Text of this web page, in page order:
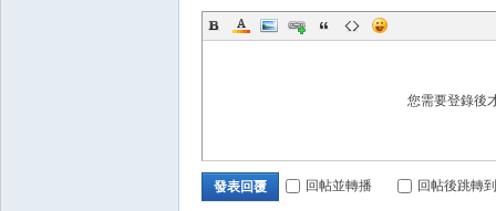
您需要登錄後
發表回覆 回帖並轉播 回帖後跳轉